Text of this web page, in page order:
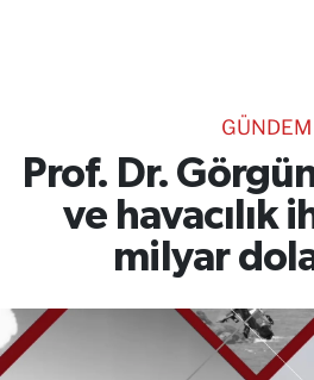
GÜNDEM
Prof. Dr.
ve havacılık
milyar
RESMİ İLANLAR
Gencsesfm Canlı Dinle